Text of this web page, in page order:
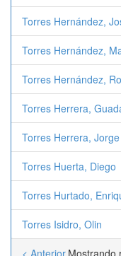
Torres Hernández,
Torres Hernández,
Torres Hernández,
Torres Herrera,
Torres Herrera, Jorge
Torres Huerta, Diego
Torres Hurtado,
Torres Isidro, Olin
Mostrando
< Anterior